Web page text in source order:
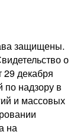
защищены.
о
декабря
надзору в
и массовых
на